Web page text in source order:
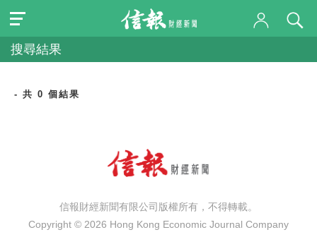
搜尋結果
- 共 0 個結果
信報財經新聞有限公司版權所有，不得轉載。
Copyright © 2026 Hong Kong Economic Journal Company